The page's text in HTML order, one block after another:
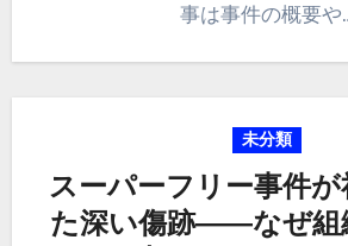
事は事件の概要や
未分類
スーパーフリー事件が
た深い傷跡――なぜ組